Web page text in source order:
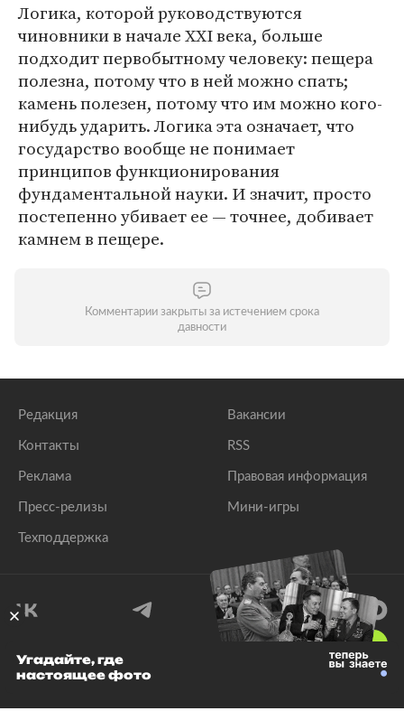
Логика, которой руководствуются
чиновники в начале XXI века, больше
подходит первобытному человеку: пещера
полезна, потому что в ней можно спать;
камень полезен, потому что им можно кого-
нибудь ударить. Логика эта означает, что
государство вообще не понимает
принципов функционирования
фундаментальной науки. И значит, просто
постепенно убивает ее — точнее, добивает
камнем в пещере.
Комментарии закрыты за истечением срока
давности
Редакция
Контакты
Реклама
Пресс-релизы
Техподдержка
Вакансии
RSS
Правовая информация
Мини-игры
© 1999–2026 Все права защищены.
Угадайте, где
настоящее фото